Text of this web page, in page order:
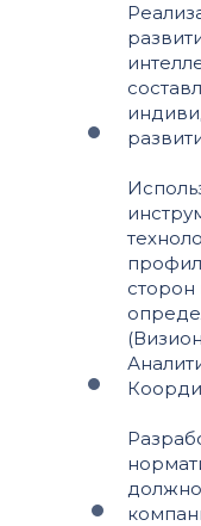
сторон